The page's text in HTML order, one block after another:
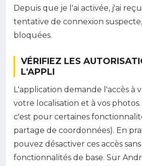
Depuis que je l'ai activée, j'ai
tentative de connexion
bloquées.
VÉRIFIEZ LES
L'APPLI
L'application demande l'accès à
votre localisation et à vos
c'est pour certaines
partage de coordonnées). En
pouvez désactiver ces accès
fonctionnalités de base. Sur